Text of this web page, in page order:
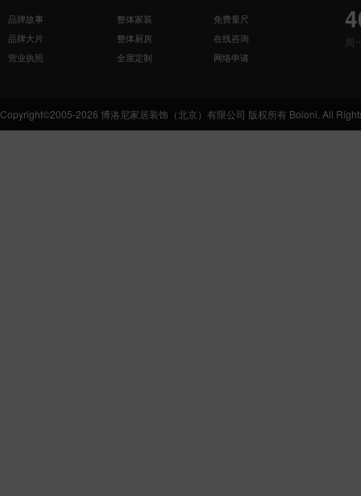
品牌故事
品牌大片
营业执照
整体家装
整体厨房
全屋定制
免费量尺
在线咨询
网络申请
周
Copyright©2005-2026 博洛尼家居装饰（北京）有限公司 版权所有 Boloni. All